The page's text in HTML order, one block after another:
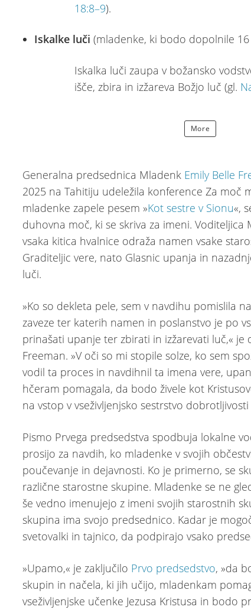
18:8–9).
Iskalke luči (mladenke, ki bodo dopolnile 16
Iskalka luči zaupa v božansko
išče, zbira in izžareva Božjo luč (gl.
More
Generalna predsednica Mladenk Emily Belle
2025 na Tahitiju udeležila konference Za moč
mladenke zapele pesem »Kot sestre v Sionu«,
duhovna moč, ki se skriva za imeni. Voditeljica
vsaka kitica hvalnice odraža namen vsake
Graditeljic vere, nato Glasnic upanja in
luči.
»Ko so dekleta pele, sem v navdihu pomislila
zaveze ter katerih namen in poslanstvo je po
prinašati upanje ter zbirati in izžarevati luč,« je
Freeman. »V oči so mi stopile solze, ko sem
vodil ta proces in navdihnil ta imena vere,
hčeram pomagala, da bodo živele kot
na vstop v vseživljenjsko sestrstvo
Pismo Prvega predsedstva spodbuja lokalne
prosijo za navdih, ko mladenke v svojih
poučevanje in dejavnosti. Ko je primerno, se
različne starostne skupine. Mladenke se ne
še vedno imenujejo z imeni svojih starostnih
skupina ima svojo predsednico. Kadar je
svetovalki in tajnico, da podpirajo vsako
»Upamo,« je zaključilo Prvo predsedstvo, »da
skupin in načela, ki jih učijo, mladenkam
vseživljenjske učenke Jezusa Kristusa in bodo